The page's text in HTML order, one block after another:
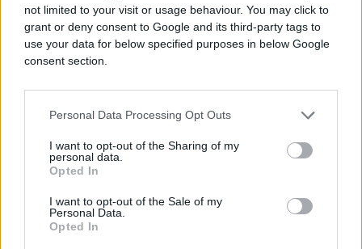
not limited to your visit or usage behaviour. You may click to
grant or deny consent to Google and its third-party tags to
use your data for below specified purposes in below Google
consent section.
Personal Data Processing Opt Outs
I want to opt-out of the Sharing of my
personal data.
Opted In
I want to opt-out of the Sale of my
Personal Data.
Opted In
#horoskop #astrologija